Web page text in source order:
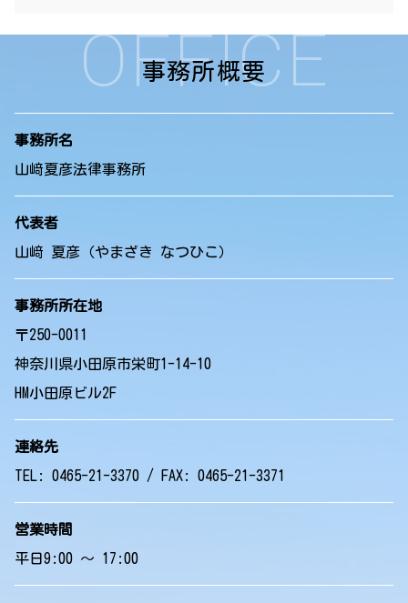
OFFICE
事務所概要
事務所名
山﨑夏彦法律事務所
代表者
山﨑 夏彦（やまざき なつひこ）
事務所所在地
〒250-0011
神奈川県小田原市栄町1-14-10
HM小田原ビル2F
連絡先
TEL: 0465-21-3370 / FAX: 0465-21-3371
営業時間
平日9:00 ～ 17:00